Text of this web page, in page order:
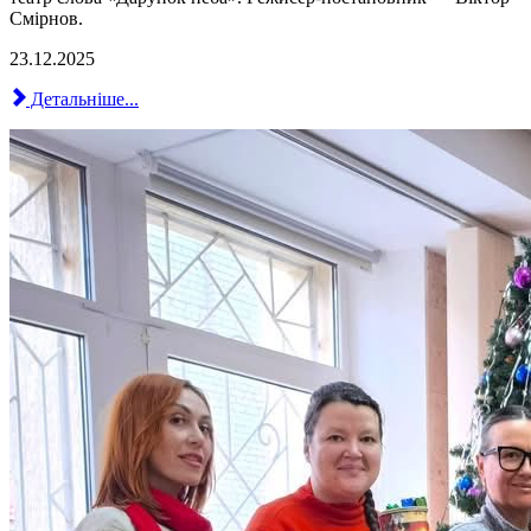
Смірнов.
23.12.2025
Детальніше...